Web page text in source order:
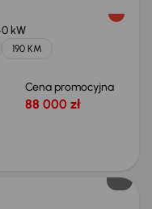
kW
190 KM
Cena promocyjna
88 000 zł